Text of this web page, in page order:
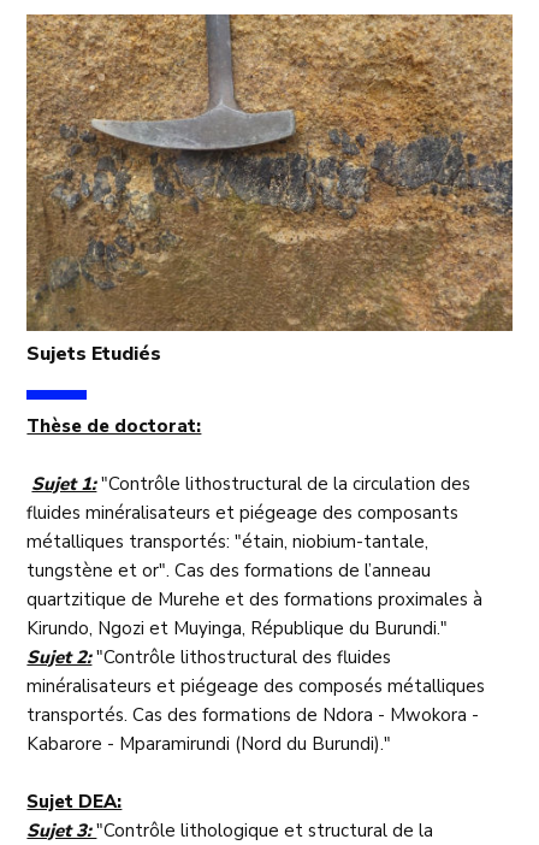
Sujets Etudiés
Thèse de doctorat:
Sujet 1:"Contrôle lithostructural de la circulation des
fluides minéralisateurs et piégeage des composants
métalliques transportés: "étain, niobium-tantale,
tungstène et or". Cas des formations de l’anneau
quartzitique de Murehe et des formations proximales à
Kirundo, Ngozi et Muyinga, République du Burundi."
Sujet 2:"Contrôle lithostructural des fluides
minéralisateurs et piégeage des composés métalliques
transportés. Cas des formations de Ndora - Mwokora -
Kabarore - Mparamirundi (Nord du Burundi)."
Sujet DEA:
Sujet 3:"Contrôle lithologique et structural de la